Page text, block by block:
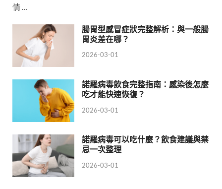
情 …
腸胃型感冒症狀完整解析：與一般腸
胃炎差在哪？
2026-03-01
諾羅病毒飲食完整指南：感染後怎麼
吃才能快速恢復？
2026-03-01
諾羅病毒可以吃什麼？飲食建議與禁
忌一次整理
2026-03-01